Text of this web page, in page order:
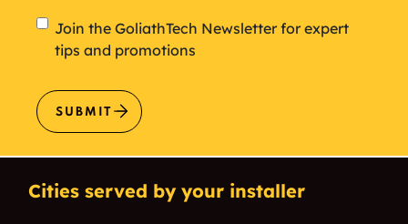
Newsletter
Join the GoliathTech Newsletter for expert
tips and promotions
SUBMIT
Cities served by your installer